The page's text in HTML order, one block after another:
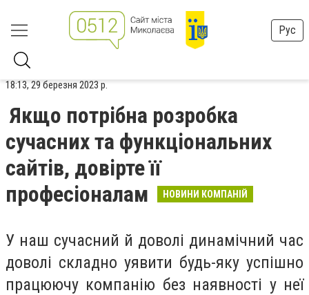
Рус
18:13, 29 березня 2023 р.
Якщо потрібна розробка
сучасних та функціональних
сайтів, довірте її
професіоналам
НОВИНИ КОМПАНІЙ
У наш сучасний й доволі динамічний час
доволі складно уявити будь-яку успішно
працюючу компанію без наявності у неї